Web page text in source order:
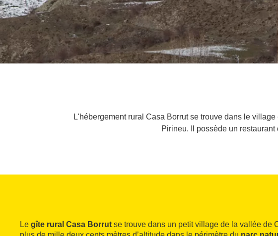
L'hébergement rural Casa Borrut se trouve dans le
Pirineu. Il possède un
Le gîte rural Casa Borrut se trouve dans un petit village de la vallée de